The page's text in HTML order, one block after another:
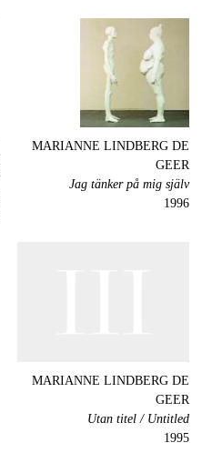
MARIANNE LINDBERG DE
GEER
Jag tänker på mig själv
1996
MARIANNE LINDBERG DE
GEER
Utan titel / Untitled
1995